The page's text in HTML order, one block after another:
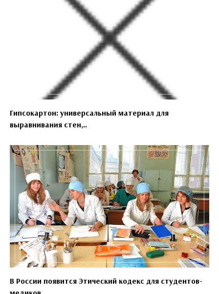
Гипсокартон: универсальный материал для
выравнивания стен,..
В России появится Этический кодекс для студентов-